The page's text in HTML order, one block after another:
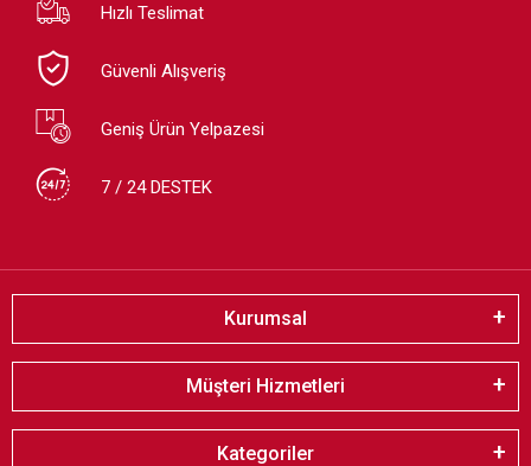
Hızlı Teslimat
Güvenli Alışveriş
Geniş Ürün Yelpazesi
7 / 24 DESTEK
Kurumsal
Müşteri Hizmetleri
Kategoriler